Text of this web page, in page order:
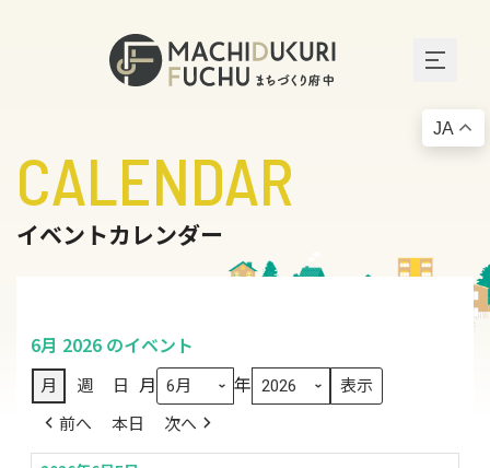
CALENDAR
イベントカレンダー
6月 2026 のイベント
月 週 日 月 年
前へ 本日 次へ
JA